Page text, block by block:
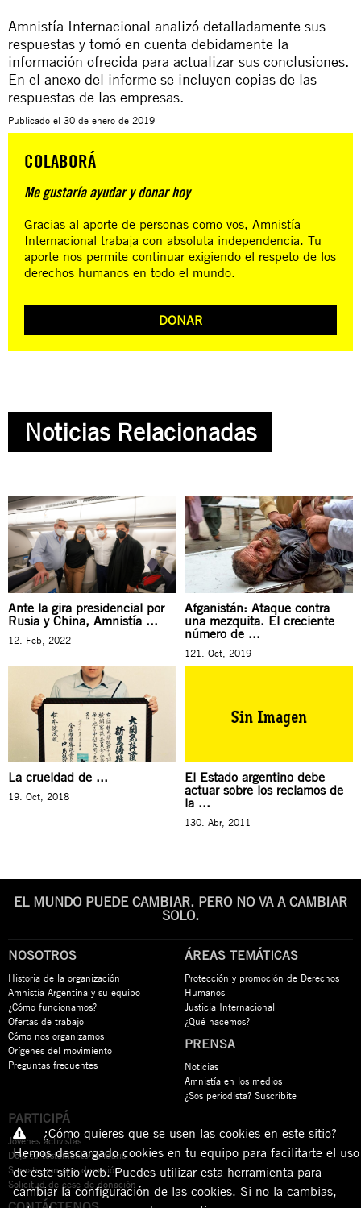
Amnistía Internacional analizó detalladamente sus
respuestas y tomó en cuenta debidamente la
información ofrecida para actualizar sus conclusiones.
En el anexo del informe se incluyen copias de las
respuestas de las empresas.
Publicado el 30 de enero de 2019
COLABORÁ
Me gustaría ayudar y donar hoy
Gracias al aporte de personas como vos, Amnistía
Internacional trabaja con absoluta independencia. Tu
aporte nos permite continuar exigiendo el respeto de los
derechos humanos en todo el mundo.
DONAR
Noticias Relacionadas
Ante la gira presidencial por
Rusia y China, Amnistía ...
12. Feb, 2022
Afganistán: Ataque contra
una mezquita. El creciente
número de ...
121. Oct, 2019
La crueldad de ...
19. Oct, 2018
El Estado argentino debe
actuar sobre los reclamos de
la ...
130. Abr, 2011
EL MUNDO PUEDE CAMBIAR. PERO NO VA A CAMBIAR
SOLO.
NOSOTROS
Historia de la organización
Amnistía Argentina y su equipo
¿Cómo funcionamos?
Ofertas de trabajo
Cómo nos organizamos
Orígenes del movimiento
Preguntas frecuentes
ÁREAS TEMÁTICAS
Protección y promoción de Derechos
Humanos
Justicia Internacional
¿Qué hacemos?
PRENSA
Noticias
Amnistía en los medios
¿Sos periodista? Suscribite
PARTICIPÁ
Jóvenes activistas
Dejá tu testamento solidario
Sumate con una donación
Solicitud de cese de donación
¿Cómo quieres que se usen las cookies en este sitio?
Hemos descargado cookies en tu equipo para facilitarte el uso
de este sitio web. Puedes utilizar esta herramienta para
cambiar la configuración de las cookies. Si no la cambias,